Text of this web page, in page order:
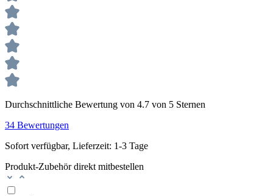
Durchschnittliche Bewertung von 4.7 von 5 Sternen
34 Bewertungen
Sofort verfügbar, Lieferzeit: 1-3 Tage
Produkt-Zubehör direkt mitbestellen